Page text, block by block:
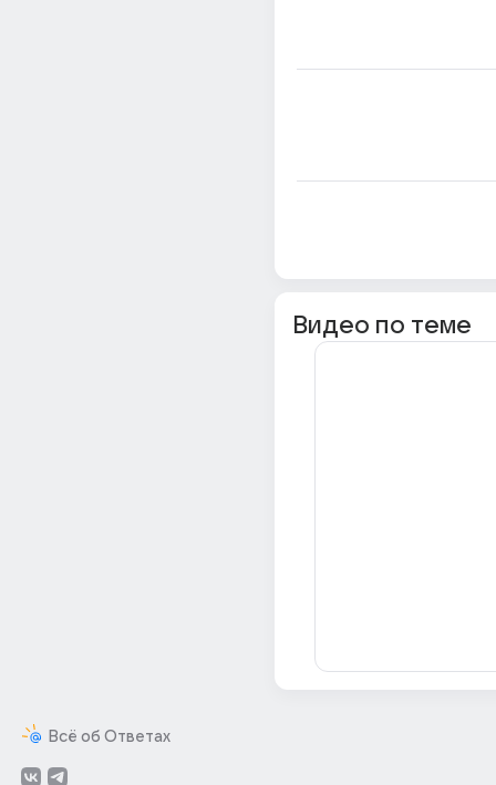
Всё об Ответах
Видео по теме